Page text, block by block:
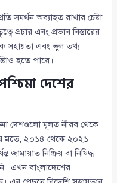
সমর্থন অব্যাহত রাখার চেষ্টা
প্রচার এবং প্রভাব বিস্তারের
সহায়তা এবং ভুল তথ্য
হতে পারে।
দেশের
দেশগুলো মূলত নীরব থেকে
তার মতে, ২০১৪ থেকে ২০২১
নিষ্ক্রিয় বা নিষিদ্ধ
এখন বাংলাদেশের